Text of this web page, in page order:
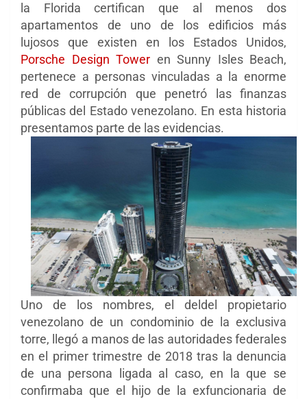
la Florida certifican que al menos dos
apartamentos de uno de los edificios más
lujosos que existen en los Estados Unidos,
Porsche Design Tower en Sunny Isles Beach,
pertenece a personas vinculadas a la enorme
red de corrupción que penetró las finanzas
públicas del Estado venezolano. En esta historia
presentamos parte de las evidencias.
Uno de los nombres, el deldel propietario
venezolano de un condominio de la exclusiva
torre, llegó a manos de las autoridades federales
en el primer trimestre de 2018 tras la denuncia
de una persona ligada al caso, en la que se
confirmaba que el hijo de la exfuncionaria de